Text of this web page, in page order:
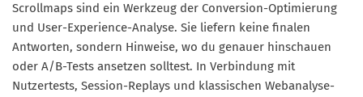
Scrollmaps sind ein Werkzeug der Conversion-Optimierung
und User-Experience-Analyse. Sie liefern keine finalen
Antworten, sondern Hinweise, wo du genauer hinschauen
oder A/B-Tests ansetzen solltest. In Verbindung mit
Nutzertests, Session-Replays und klassischen Webanalyse-